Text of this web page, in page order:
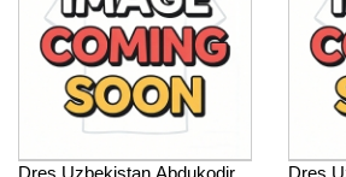
Dres Uzbekistan Abdukodir
Dres